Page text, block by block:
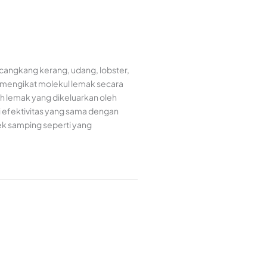
kerang, udang, lobster,
molekul lemak secara
lemak yang dikeluarkan oleh
yang sama dengan
samping seperti yang